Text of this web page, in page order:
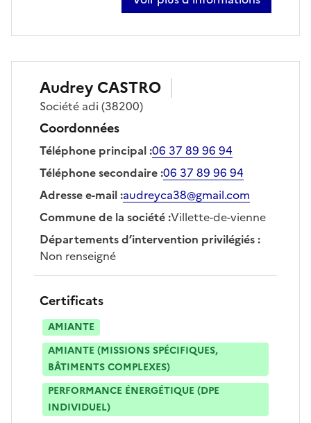
sur bertrand callet
Audrey CASTRO
Société adi (38200)
Coordonnées
Téléphone principal:06 37 89 96 94
Téléphone secondaire:06 37 89 96 94
Adresse e-mail:audreyca38@gmail.com
Commune de la société:Villette-de-vienne
Départements d’intervention privilégiés:
Non renseigné
Certificats
AMIANTE
AMIANTE (MISSIONS SPÉCIFIQUES,
BÂTIMENTS COMPLEXES)
PERFORMANCE ÉNERGÉTIQUE (DPE
INDIVIDUEL)